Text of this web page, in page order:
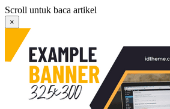
Langsung
ke
konten
Scroll untuk baca artikel
×